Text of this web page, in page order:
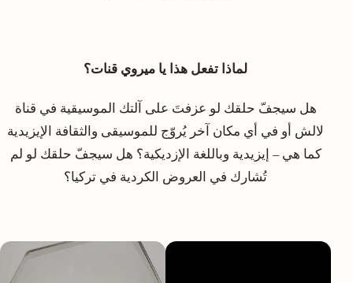
لماذا تفعل هذا يا ميروي قنات؟
هل سيجفّ حلقك لو عزفتَ على آلتك الموسيقية في قناة
لالش أو في أي مكان آخر يُروّج للموسيقى والثقافة الإيزيدية
كما هي – إيزيدية وباللغة الإزديكية؟ هل سيجفّ حلقك لو لم
تُشارك في العروض الكردية في تركيا؟